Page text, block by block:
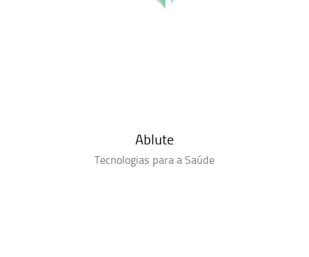
Ablute
Tecnologias para a Saúde